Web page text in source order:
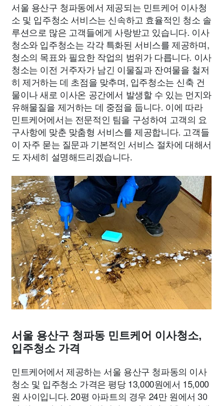
서울 용산구 청파동에서 제공되는 민트케어 이사청
소 및 입주청소 서비스는 신속하고 효율적인 청소 솔
루션으로 많은 고객들에게 사랑받고 있습니다. 이사
청소와 입주청소는 각각 특화된 서비스를 제공하며,
청소의 목표와 필요한 작업의 범위가 다릅니다. 이사
청소는 이전 거주자가 남긴 이물질과 잔여물을 철저
히 제거하는 데 초점을 맞추며, 입주청소는 신축 건
물이나 새로 이사온 공간에서 발생할 수 있는 먼지와
유해물질을 제거하는 데 중점을 둡니다. 이에 따라
민트케어에서는 전문적인 팀을 구성하여 고객의 요
구사항에 맞춘 맞춤형 서비스를 제공합니다. 고객들
이 자주 묻는 질문과 기본적인 서비스 절차에 대해서
도 자세히 설명해드리겠습니다.
서울 용산구 청파동 민트케어 이사청소,
입주청소 가격
민트케어에서 제공하는 서울 용산구 청파동의 이사
청소 및 입주청소 가격은 평당 13,000원에서 15,000
원 사이입니다. 20평 아파트의 경우 24만 원에서 30